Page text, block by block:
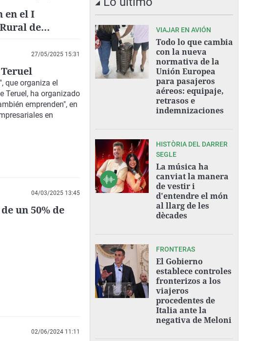
en el I
de
27/05/2025 15:31
que organiza el
Teruel, ha organizado
emprenden", en
en
04/03/2025 13:45
un 50% de
02/06/2024 11:11
VIAJAR EN AVIÓN
Todo lo que cambia
con la nueva
normativa de la
Unión Europea
para pasajeros
aéreos: equipaje,
retrasos e
indemnizaciones
HISTÒRIA DEL DARRER
SEGLE
La música ha
canviat la manera
de vestir i
d'entendre el món
al llarg de les
dècades
FRONTERAS
El Gobierno
establece controles
fronterizos a los
viajeros
procedentes de
Italia ante la
negativa de Meloni